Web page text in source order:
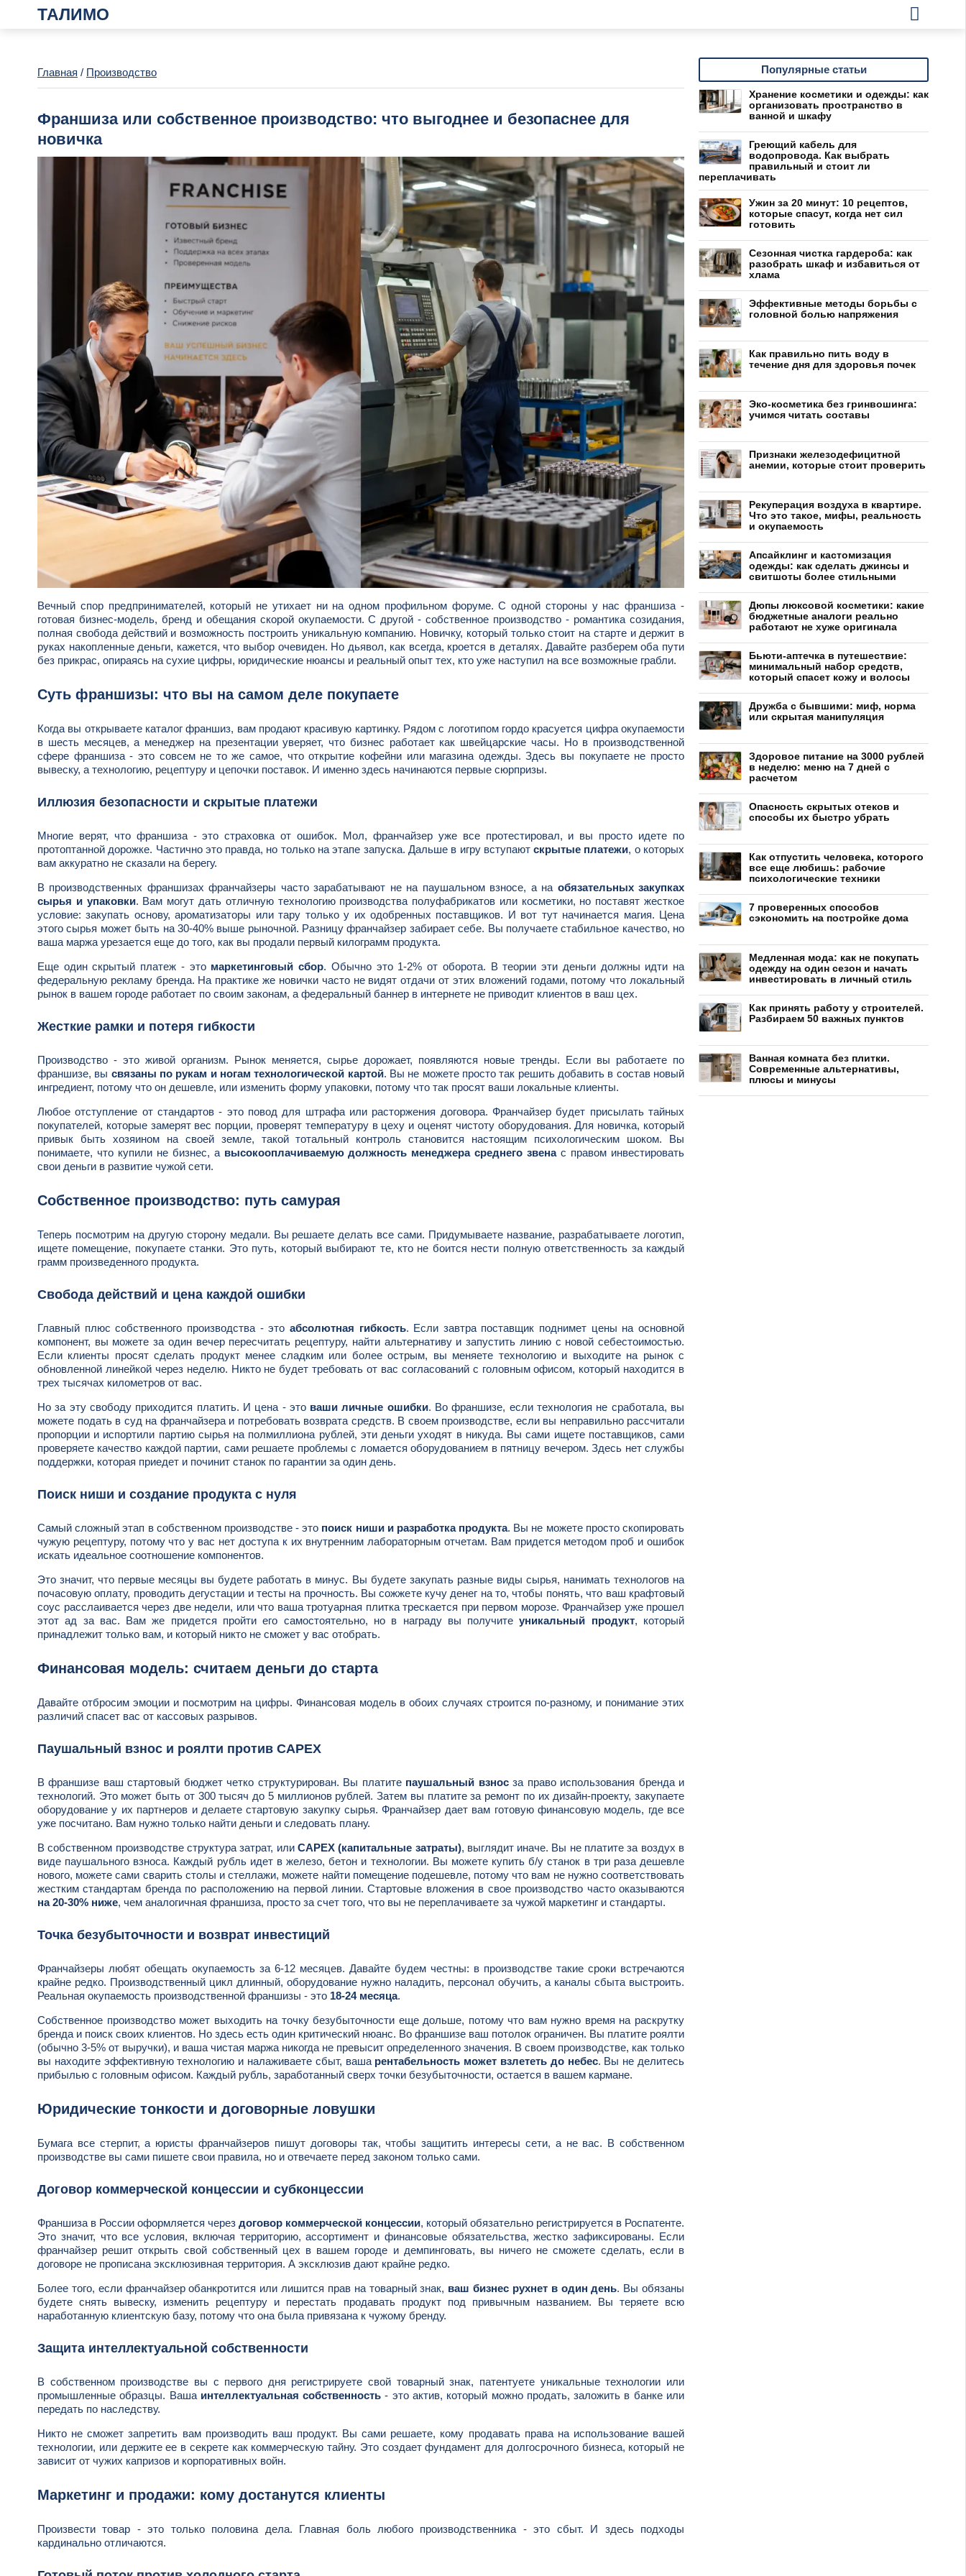
ТАЛИМО
Главная / Производство
Франшиза или собственное производство: что выгоднее и безопаснее для
новичка
Вечный спор предпринимателей, который не утихает ни на одном профильном форуме. С одной стороны у нас франшиза -
готовая бизнес-модель, бренд и обещания скорой окупаемости. С другой - собственное производство - романтика созидания,
полная свобода действий и возможность построить уникальную компанию. Новичку, который только стоит на старте и держит в
руках накопленные деньги, кажется, что выбор очевиден. Но дьявол, как всегда, кроется в деталях. Давайте разберем оба пути
без прикрас, опираясь на сухие цифры, юридические нюансы и реальный опыт тех, кто уже наступил на все возможные грабли.
Суть франшизы: что вы на самом деле покупаете
Когда вы открываете каталог франшиз, вам продают красивую картинку. Рядом с логотипом гордо красуется цифра окупаемости
в шесть месяцев, а менеджер на презентации уверяет, что бизнес работает как швейцарские часы. Но в производственной
сфере франшиза - это совсем не то же самое, что открытие кофейни или магазина одежды. Здесь вы покупаете не просто
вывеску, а технологию, рецептуру и цепочки поставок. И именно здесь начинаются первые сюрпризы.
Иллюзия безопасности и скрытые платежи
Многие верят, что франшиза - это страховка от ошибок. Мол, франчайзер уже все протестировал, и вы просто идете по
протоптанной дорожке. Частично это правда, но только на этапе запуска. Дальше в игру вступаютскрытые платежи, о которых
вам аккуратно не сказали на берегу.
В производственных франшизах франчайзеры часто зарабатывают не на паушальном взносе, а на обязательных закупках
сырья и упаковки. Вам могут дать отличную технологию производства полуфабрикатов или косметики, но поставят жесткое
условие: закупать основу, ароматизаторы или тару только у их одобренных поставщиков. И вот тут начинается магия. Цена
этого сырья может быть на 30-40% выше рыночной. Разницу франчайзер забирает себе. Вы получаете стабильное качество, но
ваша маржа урезается еще до того, как вы продали первый килограмм продукта.
Еще один скрытый платеж - это маркетинговый сбор. Обычно это 1-2% от оборота. В теории эти деньги должны идти на
федеральную рекламу бренда. На практике же новички часто не видят отдачи от этих вложений годами, потому что локальный
рынок в вашем городе работает по своим законам, а федеральный баннер в интернете не приводит клиентов в ваш цех.
Жесткие рамки и потеря гибкости
Производство - это живой организм. Рынок меняется, сырье дорожает, появляются новые тренды. Если вы работаете по
франшизе, вы связаны по рукам и ногам технологической картой. Вы не можете просто так решить добавить в состав новый
ингредиент, потому что он дешевле, или изменить форму упаковки, потому что так просят ваши локальные клиенты.
Любое отступление от стандартов - это повод для штрафа или расторжения договора. Франчайзер будет присылать тайных
покупателей, которые замерят вес порции, проверят температуру в цеху и оценят чистоту оборудования. Для новичка, который
привык быть хозяином на своей земле, такой тотальный контроль становится настоящим психологическим шоком. Вы
понимаете, что купили не бизнес, а высокооплачиваемую должность менеджера среднего звенас правом инвестировать
свои деньги в развитие чужой сети.
Собственное производство: путь самурая
Теперь посмотрим на другую сторону медали. Вы решаете делать все сами. Придумываете название, разрабатываете логотип,
ищете помещение, покупаете станки. Это путь, который выбирают те, кто не боится нести полную ответственность за каждый
грамм произведенного продукта.
Свобода действий и цена каждой ошибки
Главный плюс собственного производства - это абсолютная гибкость. Если завтра поставщик поднимет цены на основной
компонент, вы можете за один вечер пересчитать рецептуру, найти альтернативу и запустить линию с новой себестоимостью.
Если клиенты просят сделать продукт менее сладким или более острым, вы меняете технологию и выходите на рынок с
обновленной линейкой через неделю. Никто не будет требовать от вас согласований с головным офисом, который находится в
трех тысячах километров от вас.
Но за эту свободу приходится платить. И цена - это ваши личные ошибки. Во франшизе, если технология не сработала, вы
можете подать в суд на франчайзера и потребовать возврата средств. В своем производстве, если вы неправильно рассчитали
пропорции и испортили партию сырья на полмиллиона рублей, эти деньги уходят в никуда. Вы сами ищете поставщиков, сами
проверяете качество каждой партии, сами решаете проблемы с ломается оборудованием в пятницу вечером. Здесь нет службы
поддержки, которая приедет и починит станок по гарантии за один день.
Поиск ниши и создание продукта с нуля
Самый сложный этап в собственном производстве - это поиск ниши и разработка продукта. Вы не можете просто скопировать
чужую рецептуру, потому что у вас нет доступа к их внутренним лабораторным отчетам. Вам придется методом проб и ошибок
искать идеальное соотношение компонентов.
Это значит, что первые месяцы вы будете работать в минус. Вы будете закупать разные виды сырья, нанимать технологов на
почасовую оплату, проводить дегустации и тесты на прочность. Вы сожжете кучу денег на то, чтобы понять, что ваш крафтовый
соус расслаивается через две недели, или что ваша тротуарная плитка трескается при первом морозе. Франчайзер уже прошел
этот ад за вас. Вам же придется пройти его самостоятельно, но в награду вы получитеуникальный продукт, который
принадлежит только вам, и который никто не сможет у вас отобрать.
Финансовая модель: считаем деньги до старта
Давайте отбросим эмоции и посмотрим на цифры. Финансовая модель в обоих случаях строится по-разному, и понимание этих
различий спасет вас от кассовых разрывов.
Паушальный взнос и роялти против CAPEX
В франшизе ваш стартовый бюджет четко структурирован. Вы платите паушальный взносза право использования бренда и
технологий. Это может быть от 300 тысяч до 5 миллионов рублей. Затем вы платите за ремонт по их дизайн-проекту, закупаете
оборудование у их партнеров и делаете стартовую закупку сырья. Франчайзер дает вам готовую финансовую модель, где все
уже посчитано. Вам нужно только найти деньги и следовать плану.
В собственном производстве структура затрат, или CAPEX (капитальные затраты), выглядит иначе. Вы не платите за воздух в
виде паушального взноса. Каждый рубль идет в железо, бетон и технологии. Вы можете купить б/у станок в три раза дешевле
нового, можете сами сварить столы и стеллажи, можете найти помещение подешевле, потому что вам не нужно соответствовать
жестким стандартам бренда по расположению на первой линии. Стартовые вложения в свое производство часто оказываются
на 20-30% ниже, чем аналогичная франшиза, просто за счет того, что вы не переплачиваете за чужой маркетинг и стандарты.
Точка безубыточности и возврат инвестиций
Франчайзеры любят обещать окупаемость за 6-12 месяцев. Давайте будем честны: в производстве такие сроки встречаются
крайне редко. Производственный цикл длинный, оборудование нужно наладить, персонал обучить, а каналы сбыта выстроить.
Реальная окупаемость производственной франшизы - это 18-24 месяца.
Собственное производство может выходить на точку безубыточности еще дольше, потому что вам нужно время на раскрутку
бренда и поиск своих клиентов. Но здесь есть один критический нюанс. Во франшизе ваш потолок ограничен. Вы платите роялти
(обычно 3-5% от выручки), и ваша чистая маржа никогда не превысит определенного значения. В своем производстве, как только
вы находите эффективную технологию и налаживаете сбыт, ваша рентабельность может взлететь до небес. Вы не делитесь
прибылью с головным офисом. Каждый рубль, заработанный сверх точки безубыточности, остается в вашем кармане.
Юридические тонкости и договорные ловушки
Бумага все стерпит, а юристы франчайзеров пишут договоры так, чтобы защитить интересы сети, а не вас. В собственном
производстве вы сами пишете свои правила, но и отвечаете перед законом только сами.
Договор коммерческой концессии и субконцессии
Франшиза в России оформляется через договор коммерческой концессии, который обязательно регистрируется в Роспатенте.
Это значит, что все условия, включая территорию, ассортимент и финансовые обязательства, жестко зафиксированы. Если
франчайзер решит открыть свой собственный цех в вашем городе и демпинговать, вы ничего не сможете сделать, если в
договоре не прописана эксклюзивная территория. А эксклюзив дают крайне редко.
Более того, если франчайзер обанкротится или лишится прав на товарный знак, ваш бизнес рухнет в один день. Вы обязаны
будете снять вывеску, изменить рецептуру и перестать продавать продукт под привычным названием. Вы теряете всю
наработанную клиентскую базу, потому что она была привязана к чужому бренду.
Защита интеллектуальной собственности
В собственном производстве вы с первого дня регистрируете свой товарный знак, патентуете уникальные технологии или
промышленные образцы. Ваша интеллектуальная собственность - это актив, который можно продать, заложить в банке или
передать по наследству.
Никто не сможет запретить вам производить ваш продукт. Вы сами решаете, кому продавать права на использование вашей
технологии, или держите ее в секрете как коммерческую тайну. Это создает фундамент для долгосрочного бизнеса, который не
зависит от чужих капризов и корпоративных войн.
Маркетинг и продажи: кому достанутся клиенты
Произвести товар - это только половина дела. Главная боль любого производственника - это сбыт. И здесь подходы
кардинально отличаются.
Популярные статьи
Хранение косметики и одежды: как
организовать пространство в
ванной и шкафу
Греющий кабель для
водопровода. Как выбрать
правильный и стоит ли
переплачивать
Ужин за 20 минут: 10 рецептов,
которые спасут, когда нет сил
готовить
Сезонная чистка гардероба: как
разобрать шкаф и избавиться от
хлама
Эффективные методы борьбы с
головной болью напряжения
Как правильно пить воду в
течение дня для здоровья почек
Эко-косметика без гринвошинга:
учимся читать составы
Признаки железодефицитной
анемии, которые стоит проверить
Рекуперация воздуха в квартире.
Что это такое, мифы, реальность
и окупаемость
Апсайклинг и кастомизация
одежды: как сделать джинсы и
свитшоты более стильными
Дюпы люксовой косметики: какие
бюджетные аналоги реально
работают не хуже оригинала
Бьюти-аптечка в путешествие:
минимальный набор средств,
который спасет кожу и волосы
Дружба с бывшими: миф, норма
или скрытая манипуляция
Здоровое питание на 3000 рублей
в неделю: меню на 7 дней с
расчетом
Опасность скрытых отеков и
способы их быстро убрать
Как отпустить человека, которого
все еще любишь: рабочие
психологические техники
7 проверенных способов
сэкономить на постройке дома
Медленная мода: как не покупать
одежду на один сезон и начать
инвестировать в личный стиль
Как принять работу у строителей.
Разбираем 50 важных пунктов
Ванная комната без плитки.
Современные альтернативы,
плюсы и минусы